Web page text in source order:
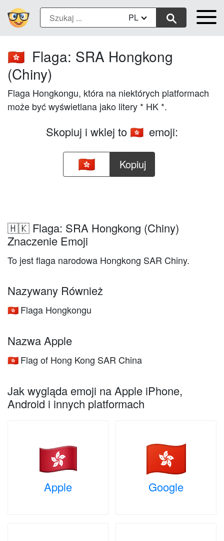
PL
🇭🇰 Flaga: SRA Hongkong
(Chiny)
Flaga Hongkongu, która na niektórych platformach
może być wyświetlana jako litery * HK *.
Skopiuj i wklej to 🇭🇰 emoji:
Kopiuj
🇭🇰 Flaga: SRA Hongkong (Chiny)
Znaczenie Emoji
To jest flaga narodowa Hongkong SAR Chiny.
Nazywany Również
🇭🇰 Flaga Hongkongu
Nazwa Apple
🇭🇰 Flag of Hong Kong SAR China
Jak wygląda emoji na Apple iPhone,
Android i innych platformach
Apple Google